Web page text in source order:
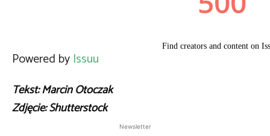
Powered by Issuu
Tekst: Marcin Otoczak
Zdjęcie: Shutterstock
Newsletter